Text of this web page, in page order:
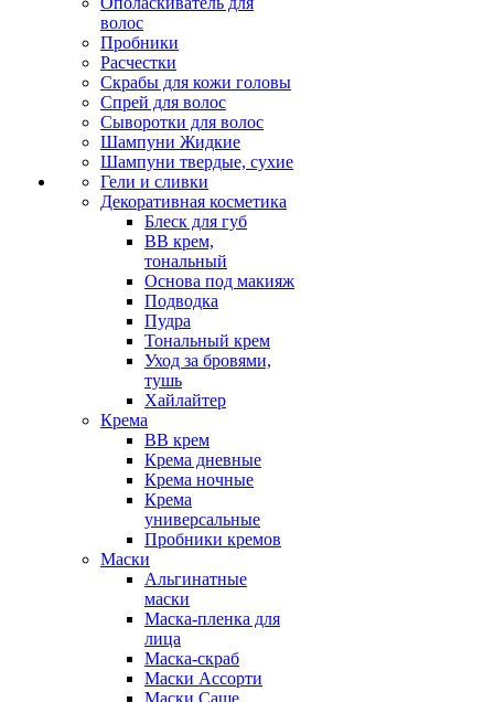
волос
Пробники
Расчестки
Скрабы для кожи головы
Спрей для волос
Сыворотки для волос
Шампуни Жидкие
Шампуни твердые, сухие
Гели и сливки
Декоративная косметика
Блеск для губ
ВВ крем,
тональный
Основа под макияж
Подводка
Пудра
Тональный крем
Уход за бровями,
тушь
Хайлайтер
Крема
ВВ крем
Крема дневные
Крема ночные
Крема
универсальные
Пробники кремов
Маски
Альгинатные
маски
Маска-пленка для
лица
Маска-скраб
Маски Ассорти
Маски Саше,